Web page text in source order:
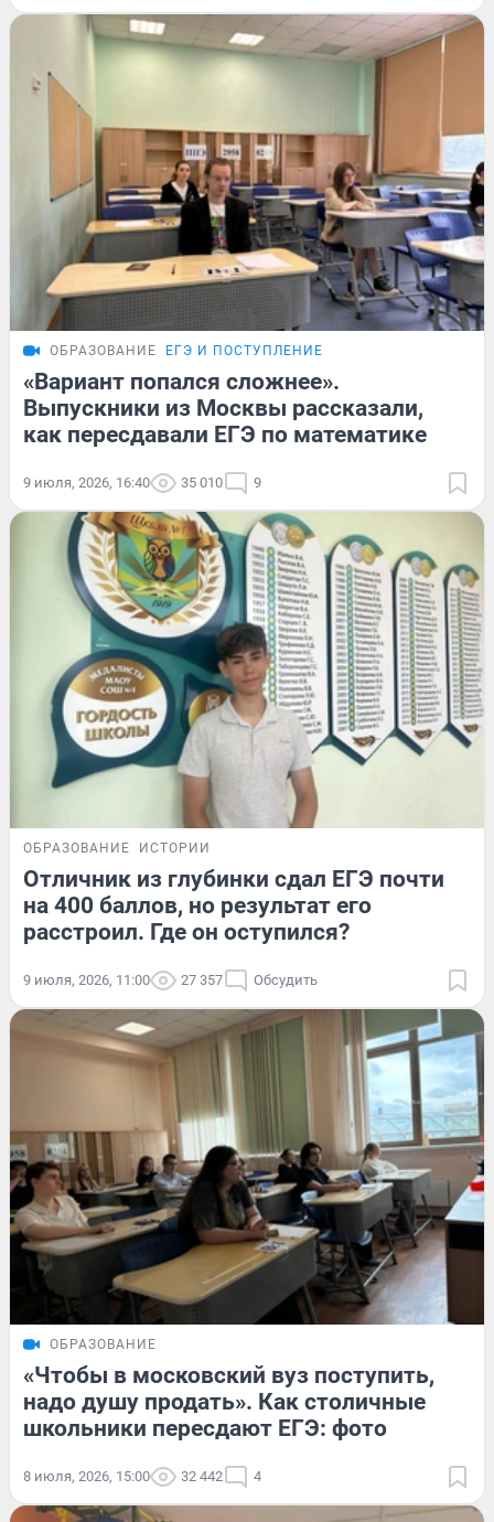
ОБРАЗОВАНИЕ ЕГЭ И ПОСТУПЛЕНИЕ
«Вариант попался сложнее».
Выпускники из Москвы рассказали,
как пересдавали ЕГЭ по математике
9 июля, 2026, 16:40 35 010 9
ОБРАЗОВАНИЕ ИСТОРИИ
Отличник из глубинки сдал ЕГЭ почти
на 400 баллов, но результат его
расстроил. Где он оступился?
9 июля, 2026, 11:00 27 357 Обсудить
ОБРАЗОВАНИЕ
«Чтобы в московский вуз поступить,
надо душу продать». Как столичные
школьники пересдают ЕГЭ: фото
8 июля, 2026, 15:00 32 442 4